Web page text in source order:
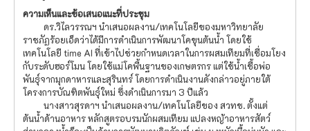
ความเห็นและข้อเสนอแนะที่ประชุม
ดร.วิไลวรรณฯ นำเสนอผลงาน/เทคโนโลยีของมหาวิทยาลัย
ราชภัฏร้อยเอ็ดว่าได้มีการดำเนินการพัฒนาโคขุนต้นน้ำ โดยใช้
เทคโนโลยี time AI ที่เข้าไปช่วยกำหนดเวลาในการผสมเทียมที่เชื่อมโยง
กับระดับฮอร์โมน โดยใช้แม่โคพื้นฐานของเกษตรกร แต่ใช้น้ำเชื้อพ่อ
พันธุ์จากมุกดาหารและสุรินทร์ โดยการดำเนินงานดังกล่าวอยู่ภายใต้
โครงการบัณฑิตพันธุ์ใหม่ ซึ่งดำเนินการมา 3 ปีแล้ว
นางสาวสุรดาฯ นำเสนอผลงาน/เทคโนโลยีของ สวทช. ตั้งแต่
ต้นน้ำด้านอาหาร หลักสูตรอบรมนักผสมเทียม แปลงหญ้าอาหารสัตว์